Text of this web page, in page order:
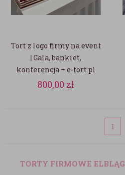
Tort z logo firmy na event
| Gala, bankiet,
konferencja – e-tort.pl
800,00 zł
1
TORTY FIRMOWE ELBLĄG